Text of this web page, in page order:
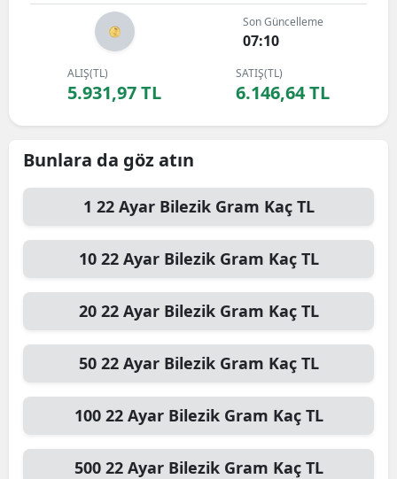
Son Güncelleme
07:10
ALIŞ(TL)
5.931,97 TL
SATIŞ(TL)
6.146,64 TL
Bunlara da göz atın
1 22 Ayar Bilezik Gram Kaç TL
10 22 Ayar Bilezik Gram Kaç TL
20 22 Ayar Bilezik Gram Kaç TL
50 22 Ayar Bilezik Gram Kaç TL
100 22 Ayar Bilezik Gram Kaç TL
500 22 Ayar Bilezik Gram Kaç TL